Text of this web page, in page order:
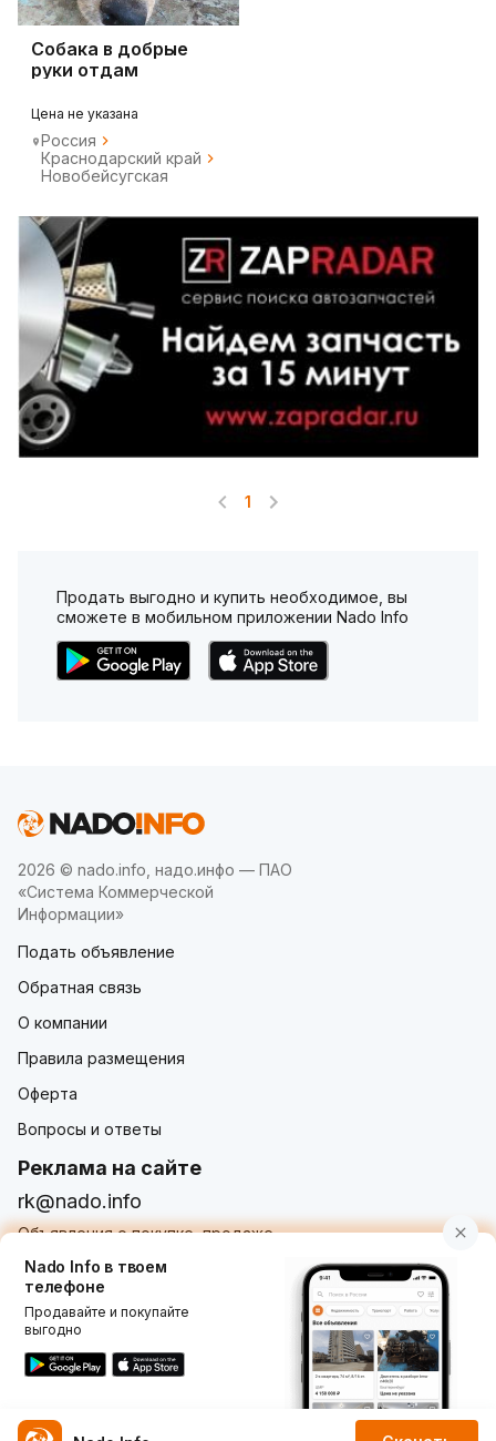
Собака в добрые
руки отдам
Цена не указана
Россия
Краснодарский край
Новобейсугская
1
Продать выгодно и купить необходимое, вы
сможете в мобильном приложении Nado Info
2026 © nado.info, надо.инфо — ПАО
«Система Коммерческой
Информации»
Подать объявление
Обратная связь
О компании
Правила размещения
Оферта
Вопросы и ответы
Реклама на сайте
rk@nado.info
Объявления о покупке, продаже,
услугах от частных лиц и организаций
Использование nado.info, в том числе и размещение
объявлений на сайте означает принятие условий
nado.info. Оплачивая
оферту о заключении
договора оказания платных услуг
Nado Info в твоем
телефоне
Продавайте и покупайте
выгодно